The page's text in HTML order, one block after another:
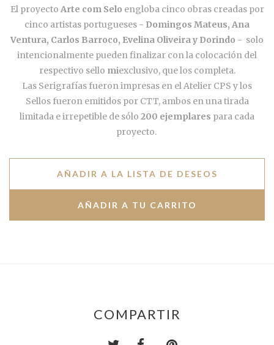
El proyecto Arte com Selo engloba cinco obras creadas por
cinco artistas portugueses - Domingos Mateus, Ana
Ventura, Carlos Barroco, Evelina Oliveira y Dorindo - solo
intencionalmente pueden finalizar con la colocación del
respectivo sello miexclusivo, que los completa.
Las Serigrafías fueron impresas en el Atelier CPS y los
Sellos fueron emitidos por CTT, ambos en una tirada
limitada e irrepetible de sólo 200 ejemplares para cada
proyecto.
AÑADIR A LA LISTA DE DESEOS
COMPARTIR